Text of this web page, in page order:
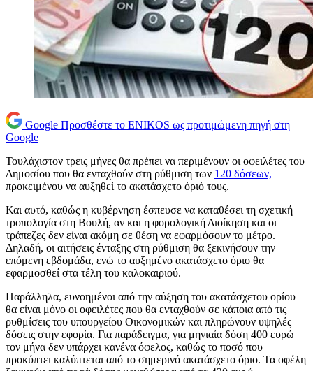
Google Προσθέστε το ENIKOS ως προτιμώμενη πηγή στη
Google
Τουλάχιστον τρεις μήνες θα πρέπει να περιμένουν οι οφειλέτες του
Δημοσίου που θα ενταχθούν στη ρύθμιση των 120 δόσεων,
προκειμένου να αυξηθεί το ακατάσχετο όριό τους.
Και αυτό, καθώς η κυβέρνηση έσπευσε να καταθέσει τη σχετική
τροπολογία στη Βουλή, αν και η φορολογική Διοίκηση και οι
τράπεζες δεν είναι ακόμη σε θέση να εφαρμόσουν το μέτρο.
Δηλαδή, οι αιτήσεις ένταξης στη ρύθμιση θα ξεκινήσουν την
επόμενη εβδομάδα, ενώ το αυξημένο ακατάσχετο όριο θα
εφαρμοσθεί στα τέλη του καλοκαιριού.
Παράλληλα, ευνοημένοι από την αύξηση του ακατάσχετου ορίου
θα είναι μόνο οι οφειλέτες που θα ενταχθούν σε κάποια από τις
ρυθμίσεις του υπουργείου Οικονομικών και πληρώνουν υψηλές
δόσεις στην εφορία. Για παράδειγμα, για μηνιαία δόση 400 ευρώ
τον μήνα δεν υπάρχει κανένα όφελος, καθώς το ποσό που
προκύπτει καλύπτεται από το σημερινό ακατάσχετο όριο. Τα οφέλη